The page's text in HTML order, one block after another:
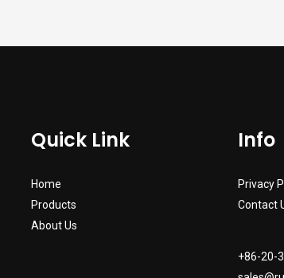
Quick Link
Home
Products
About Us
Info
Privacy
Contact
+86-20-